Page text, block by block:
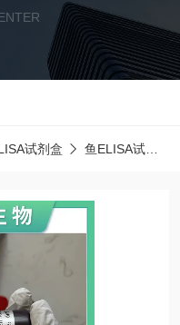
试剂盒 鱼ELISA试剂盒